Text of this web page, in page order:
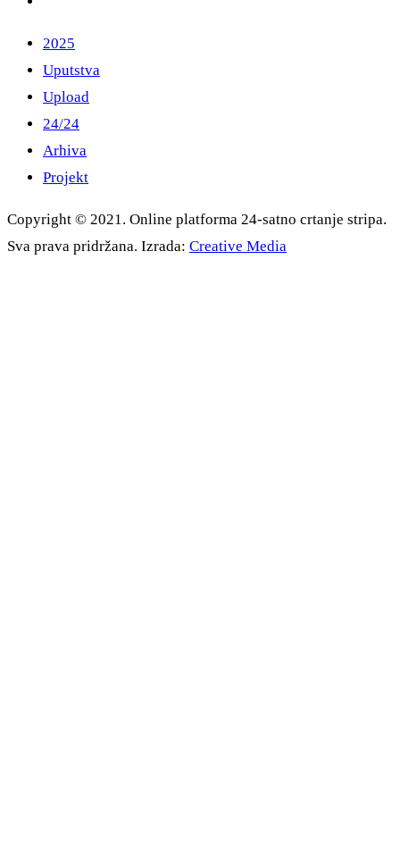
2025
Uputstva
Upload
24/24
Arhiva
Projekt
Copyright © 2021. Online platforma 24-satno crtanje stripa.
Sva prava pridržana. Izrada: Creative Media